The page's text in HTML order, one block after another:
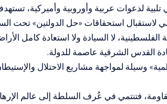
لدعوات عربية وأوروبية وأميركية،
لاستقبال استحقاقات «حل الدولتين» تحت
الفلسطينية، لا السيادة ولا استعادة كامل
وسيلة لمواجهة مشاريع الاحتلال
فتنتمي في عُرف السلطة إلى عالم